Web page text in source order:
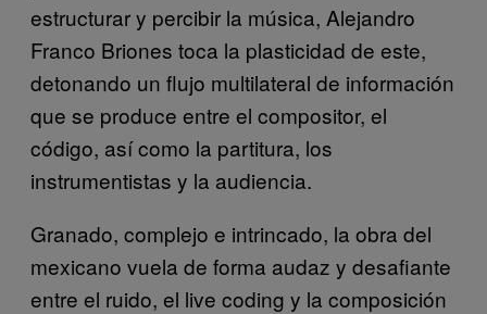
estructurar y percibir la música, Alejandro
Franco Briones toca la plasticidad de este,
detonando un flujo multilateral de información
que se produce entre el compositor, el
código, así como la partitura, los
instrumentistas y la audiencia.
Granado, complejo e intrincado, la obra del
mexicano vuela de forma audaz y desafiante
entre el ruido, el live coding y la composición